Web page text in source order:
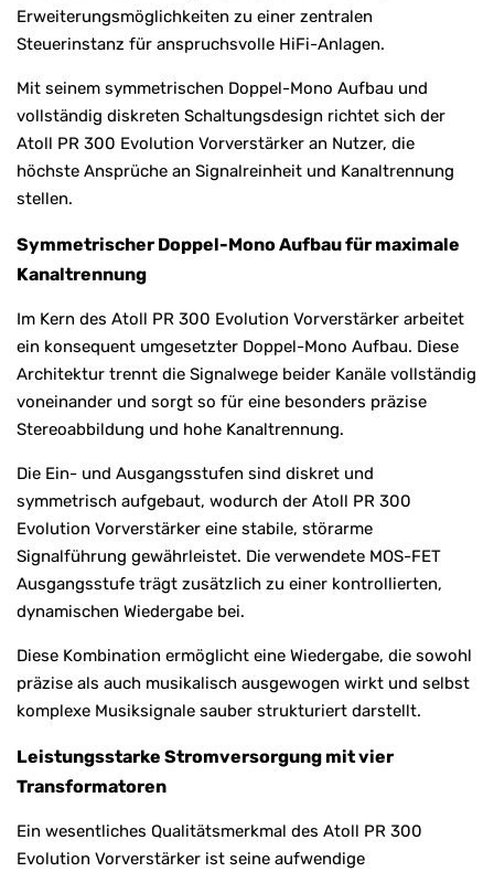
Erweiterungsmöglichkeiten zu einer zentralen
Steuerinstanz für anspruchsvolle HiFi-Anlagen.
Mit seinem symmetrischen Doppel-Mono Aufbau und
vollständig diskreten Schaltungsdesign richtet sich der
Atoll PR 300 Evolution Vorverstärker an Nutzer, die
höchste Ansprüche an Signalreinheit und Kanaltrennung
stellen.
Symmetrischer Doppel-Mono Aufbau für maximale
Kanaltrennung
Im Kern des Atoll PR 300 Evolution Vorverstärker arbeitet
ein konsequent umgesetzter Doppel-Mono Aufbau. Diese
Architektur trennt die Signalwege beider Kanäle vollständig
voneinander und sorgt so für eine besonders präzise
Stereoabbildung und hohe Kanaltrennung.
Die Ein- und Ausgangsstufen sind diskret und
symmetrisch aufgebaut, wodurch der Atoll PR 300
Evolution Vorverstärker eine stabile, störarme
Signalführung gewährleistet. Die verwendete MOS-FET
Ausgangsstufe trägt zusätzlich zu einer kontrollierten,
dynamischen Wiedergabe bei.
Diese Kombination ermöglicht eine Wiedergabe, die sowohl
präzise als auch musikalisch ausgewogen wirkt und selbst
komplexe Musiksignale sauber strukturiert darstellt.
Leistungsstarke Stromversorgung mit vier
Transformatoren
Ein wesentliches Qualitätsmerkmal des Atoll PR 300
Evolution Vorverstärker ist seine aufwendige